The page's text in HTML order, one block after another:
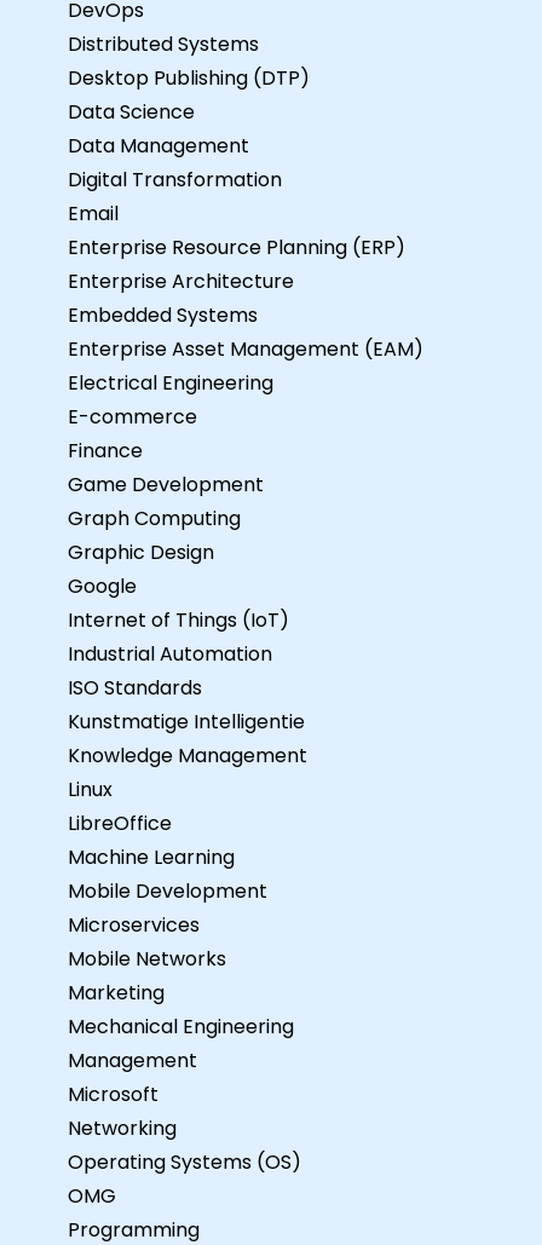
DevOps
Distributed Systems
Desktop Publishing (DTP)
Data Science
Data Management
Digital Transformation
Email
Enterprise Resource Planning (ERP)
Enterprise Architecture
Embedded Systems
Enterprise Asset Management (EAM)
Electrical Engineering
E-commerce
Finance
Game Development
Graph Computing
Graphic Design
Google
Internet of Things (IoT)
Industrial Automation
ISO Standards
Kunstmatige Intelligentie
Knowledge Management
Linux
LibreOffice
Machine Learning
Mobile Development
Microservices
Mobile Networks
Marketing
Mechanical Engineering
Management
Microsoft
Networking
Operating Systems (OS)
OMG
Programming